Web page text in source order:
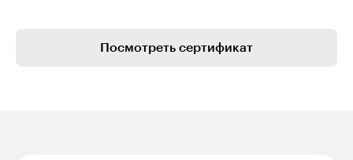
Посмотреть сертификат